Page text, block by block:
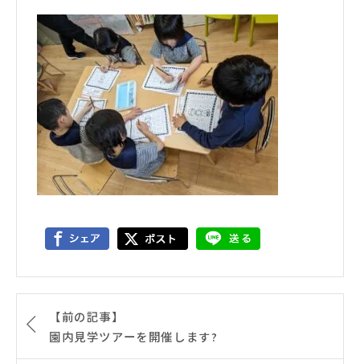
【前の記事】
園内見学ツアーを開催します?